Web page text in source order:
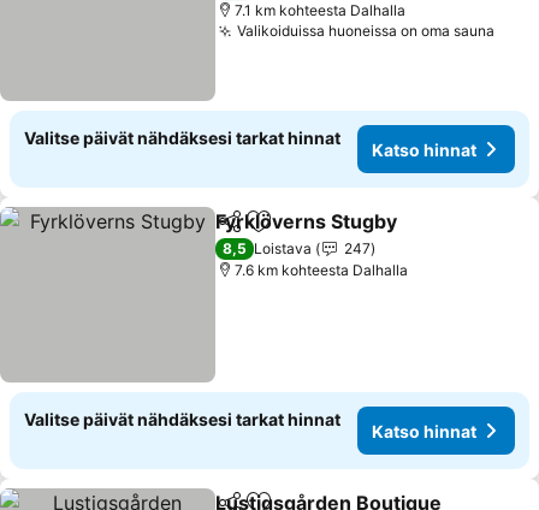
7.1 km kohteesta Dalhalla
Valikoiduissa huoneissa on oma sauna
Valitse päivät nähdäksesi tarkat hinnat
Katso hinnat
Jaa Lisää suosikkeihin
Fyrklöverns Stugby
8,5 Loistava
247
7.6 km kohteesta Dalhalla
Valitse päivät nähdäksesi tarkat hinnat
Katso hinnat
Lustigsgården Boutique